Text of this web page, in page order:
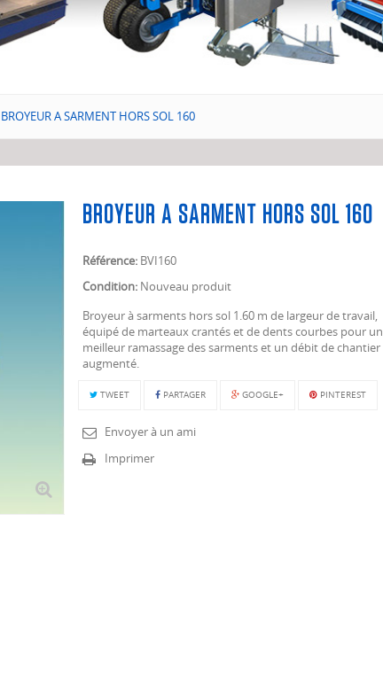
BROYEUR A SARMENT HORS SOL 160
BROYEUR A SARMENT HORS SOL 160
Référence: BVI160
Condition: Nouveau produit
Broyeur à sarments hors sol 1.60 m de largeur de travail,
équipé de marteaux crantés et de dents courbes pour un
meilleur ramassage des sarments et un débit de chantier
augmenté.
TWEET PARTAGER GOOGLE+ PINTEREST
Envoyer à un ami
Imprimer